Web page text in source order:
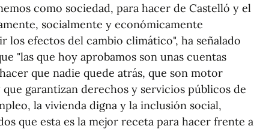
como sociedad, para hacer de Castelló y el
socialmente y económicamente
los efectos del cambio climático", ha señalado
"las que hoy aprobamos son unas cuentas
que nadie quede atrás, que son motor
garantizan derechos y servicios públicos de
la vivienda digna y la inclusión social,
que esta es la mejor receta para hacer frente a